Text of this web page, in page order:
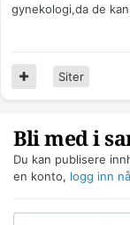
gynekologi,da de
Siter
Bli med i
Du kan publisere
en konto, logg inn nå